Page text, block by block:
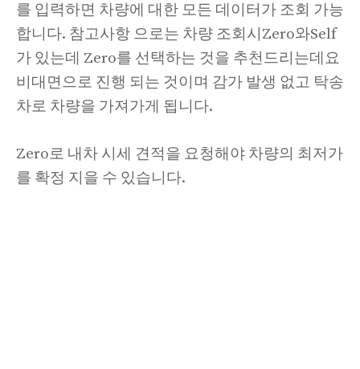
를 입력하면 차량에 대한 모든 데이터가 조회 가능
합니다. 참고사항 으로는 차량 조회시Zero와Self
가 있는데 Zero를 선택하는 것을 추천드리는데요
비대면으로 진행 되는 것이며 감가 발생 없고 탁송
차로 차량을 가져가게 됩니다.
Zero로 내차 시세 견적을 요청해야 차량의 최저가
를 확정 지을 수 있습니다.